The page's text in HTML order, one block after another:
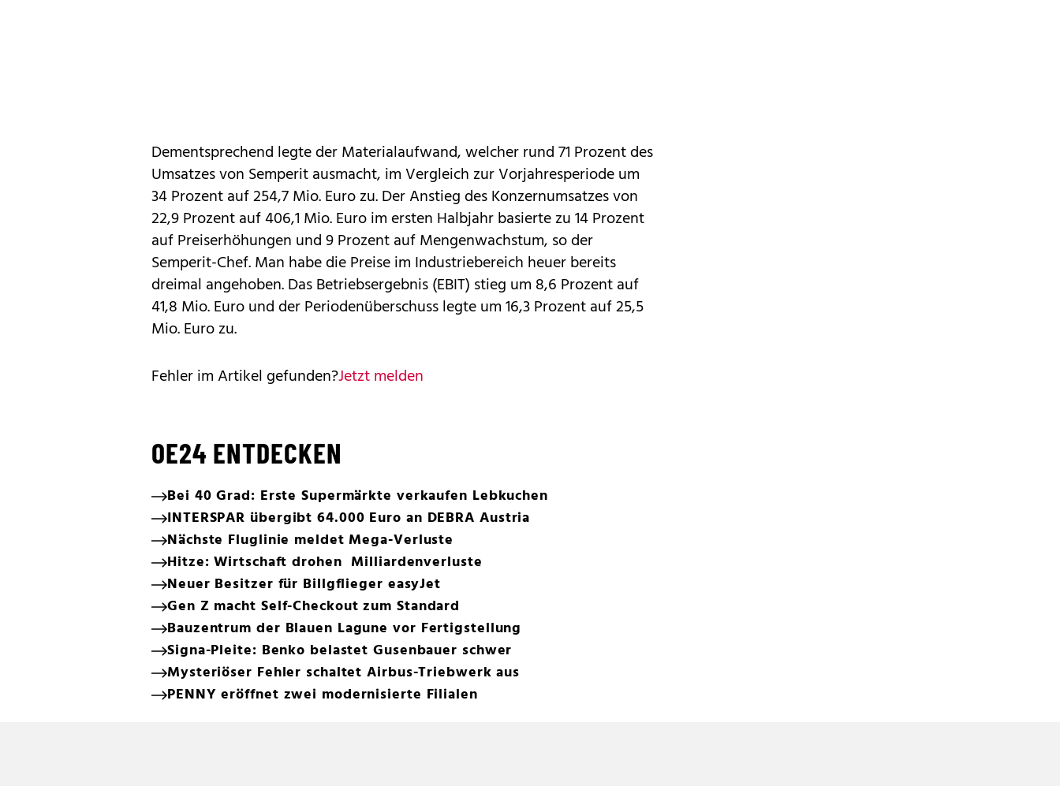
Dementsprechend legte der Materialaufwand, welcher rund 71 Prozent des
Umsatzes von Semperit ausmacht, im Vergleich zur Vorjahresperiode um
34 Prozent auf 254,7 Mio. Euro zu. Der Anstieg des Konzernumsatzes von
22,9 Prozent auf 406,1 Mio. Euro im ersten Halbjahr basierte zu 14 Prozent
auf Preiserhöhungen und 9 Prozent auf Mengenwachstum, so der
Semperit-Chef. Man habe die Preise im Industriebereich heuer bereits
dreimal angehoben. Das Betriebsergebnis (EBIT) stieg um 8,6 Prozent auf
41,8 Mio. Euro und der Periodenüberschuss legte um 16,3 Prozent auf 25,5
Mio. Euro zu.
Fehler im Artikel gefunden?Jetzt melden
OE24 ENTDECKEN
Bei 40 Grad: Erste Supermärkte verkaufen Lebkuchen
INTERSPAR übergibt 64.000 Euro an DEBRA Austria
Nächste Fluglinie meldet Mega-Verluste
Hitze: Wirtschaft drohen Milliardenverluste
Neuer Besitzer für Billgflieger easyJet
Gen Z macht Self-Checkout zum Standard
Bauzentrum der Blauen Lagune vor Fertigstellung
Signa-Pleite: Benko belastet Gusenbauer schwer
Mysteriöser Fehler schaltet Airbus-Triebwerk aus
PENNY eröffnet zwei modernisierte Filialen